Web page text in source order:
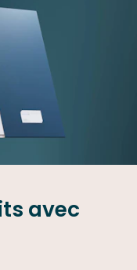
avec